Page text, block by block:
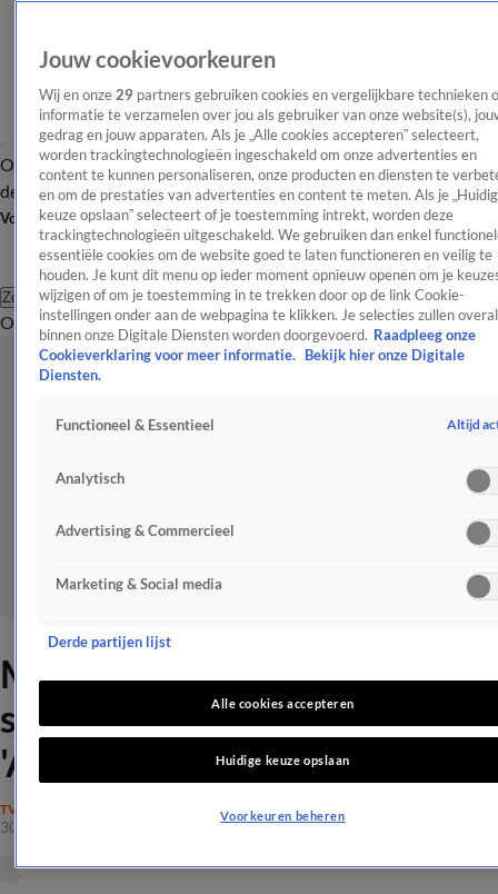
OverzichtAfleveringen Entertainment TV Algemeen
Tip
de redactieNieuwsbrief
Volg Shownieuws
Zoeken
OverzichtEntertainmentSpraakmakendRealityCrimeVideo's
Make Up Your Mind-kijker
stoort zich aan llse DeLange:
'Aansteller'
TV
30 mrt 2024, 20:39
Jouw cookievoorkeuren
Wij en onze 29 partners gebruiken cookies en vergelijkbare technieken
informatie te verzamelen over jou als gebruiker van onze website(s),
gedrag en jouw apparaten. Als je „Alle cookies accepteren” selecteert,
worden trackingtechnologieën ingeschakeld om onze advertenties en
content te kunnen personaliseren, onze producten en diensten te
en om de prestaties van advertenties en content te meten. Als je
keuze opslaan” selecteert of je toestemming intrekt, worden deze
trackingtechnologieën uitgeschakeld. We gebruiken dan enkel
essentiële cookies om de website goed te laten functioneren en veilig te
houden. Je kunt dit menu op ieder moment opnieuw openen om je
wijzigen of om je toestemming in te trekken door op de link Cookie-
instellingen onder aan de webpagina te klikken. Je selecties zullen overal
binnen onze Digitale Diensten worden doorgevoerd. Raadpleeg onze
Cookieverklaring voor meer informatie.
Bekijk hier onze Digitale
Diensten.
Functioneel & Essentieel Altijd
Analytisch
Advertising & Commercieel
Marketing & Social media
Derde partijen lijst
Alle cookies accepteren
Huidige keuze opslaan
Voorkeuren beheren